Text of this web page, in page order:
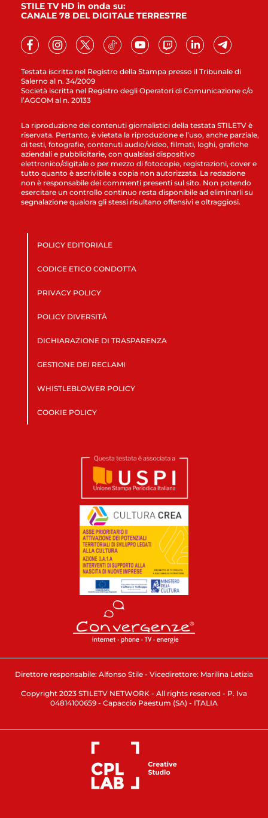
Testata iscritta nel Registro della Stampa presso il Tribunale di
Salerno al n. 34/2009
Società iscritta nel Registro degli Operatori di Comunicazione c/o
l’AGCOM al n. 20133
STILE TV HD in onda su:
CANALE 78 DEL DIGITALE TERRESTRE
La riproduzione dei contenuti giornalistici della testata STILETV è
riservata. Pertanto, è vietata la riproduzione e l’uso, anche parziale,
di testi, fotografie, contenuti audio/video, filmati, loghi, grafiche
aziendali e pubblicitarie, con qualsiasi dispositivo
elettronico/digitale o per mezzo di fotocopie, registrazioni, cover e
tutto quanto è ascrivibile a copia non autorizzata. La redazione
non è responsabile dei commenti presenti sul sito. Non potendo
esercitare un controllo continuo resta disponibile ad eliminarli su
segnalazione qualora gli stessi risultano offensivi e oltraggiosi.
POLICY EDITORIALE
CODICE ETICO CONDOTTA
PRIVACY POLICY
POLICY DIVERSITÀ
DICHIARAZIONE DI TRASPARENZA
GESTIONE DEI RECLAMI
WHISTLEBLOWER POLICY
COOKIE POLICY
Direttore responsabile: Alfonso Stile - Vicedirettore: Marilina Letizia
Copyright 2023 STILETV NETWORK - All rights reserved - P. Iva
04814100659 - Capaccio Paestum (SA) - ITALIA